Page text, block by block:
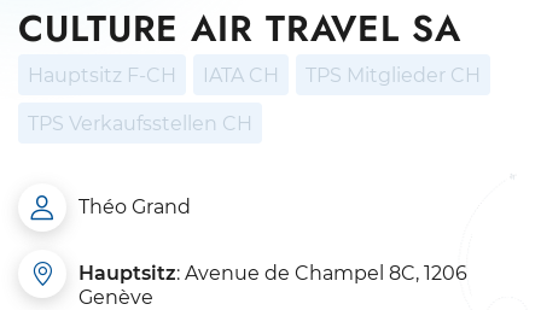
CULTURE AIR TRAVEL SA
Hauptsitz F-CH IATA CH TPS Mitglieder CH
TPS Verkaufsstellen CH
Théo Grand
Hauptsitz: Avenue de Champel 8C, 1206
Genève